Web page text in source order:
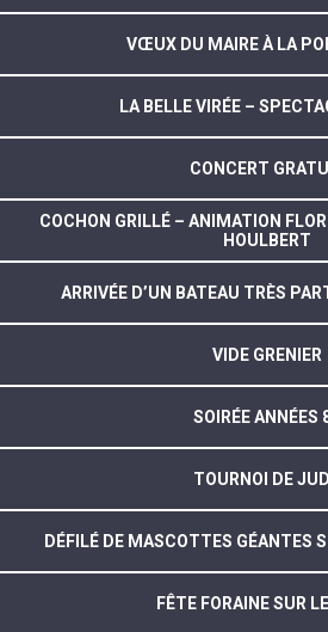
VŒUX DU MAIRE À LA
LA BELLE
CONCERT
COCHON GRILLÉ – ANIMATION
HOULBERT
ARRIVÉE D’UN BATEAU TRÈS
VIDE GRENIER
SOIRÉE ANNÉES
TOURNOI DE
DÉFILÉ DE MASCOTTES GÉANTES
FÊTE FORAINE SUR